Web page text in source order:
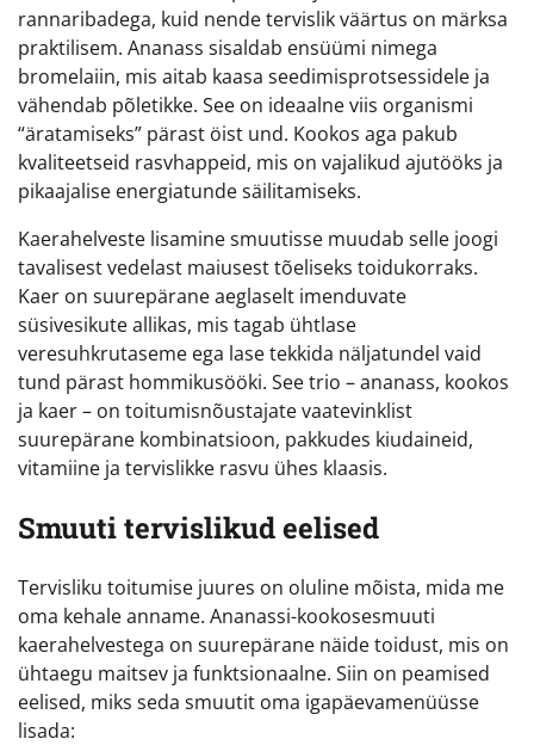
rannaribadega, kuid nende tervislik väärtus on märksa
praktilisem. Ananass sisaldab ensüümi nimega
bromelaiin, mis aitab kaasa seedimisprotsessidele ja
vähendab põletikke. See on ideaalne viis organismi
“äratamiseks” pärast öist und. Kookos aga pakub
kvaliteetseid rasvhappeid, mis on vajalikud ajutööks ja
pikaajalise energiatunde säilitamiseks.
Kaerahelveste lisamine smuutisse muudab selle joogi
tavalisest vedelast maiusest tõeliseks toidukorraks.
Kaer on suurepärane aeglaselt imenduvate
süsivesikute allikas, mis tagab ühtlase
veresuhkrutaseme ega lase tekkida näljatundel vaid
tund pärast hommikusööki. See trio – ananass, kookos
ja kaer – on toitumisnõustajate vaatevinklist
suurepärane kombinatsioon, pakkudes kiudaineid,
vitamiine ja tervislikke rasvu ühes klaasis.
Smuuti tervislikud eelised
Tervisliku toitumise juures on oluline mõista, mida me
oma kehale anname. Ananassi-kookosesmuuti
kaerahelvestega on suurepärane näide toidust, mis on
ühtaegu maitsev ja funktsionaalne. Siin on peamised
eelised, miks seda smuutit oma igapäevamenüüsse
lisada: